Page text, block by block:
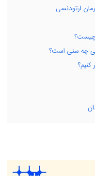
ارتودنسی
چیست؟
چه سنی است؟
کنیم؟